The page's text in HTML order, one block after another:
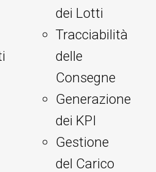
dei Lotti
Tracciabilità
delle
Consegne
Generazione
dei KPI
Gestione
del Carico